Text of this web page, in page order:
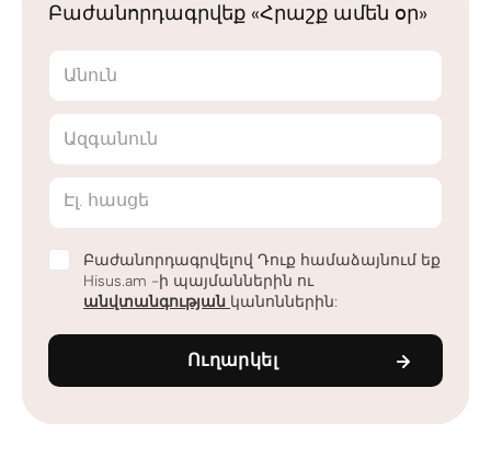
Բաժանորդագրվեք «Հրաշք ամեն օր»
Անուն
Ազգանուն
Էլ. հասցե
Բաժանորդագրվելով Դուք համաձայնում եք
Hisus.am -ի պայմաններին ու
անվտանգության կանոններին:
Ուղարկել